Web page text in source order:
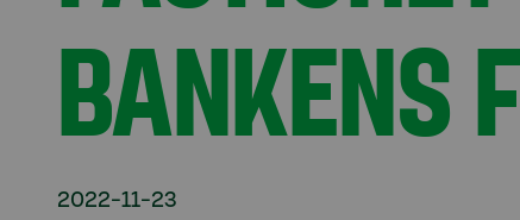
BANKENS
2022-11-23